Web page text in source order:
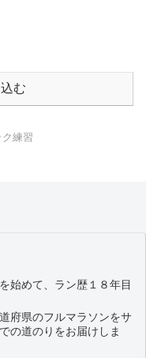
む
ク練習
始めて、ラン歴１８年目
府県のフルマラソンをサ
の道のりをお届けしま